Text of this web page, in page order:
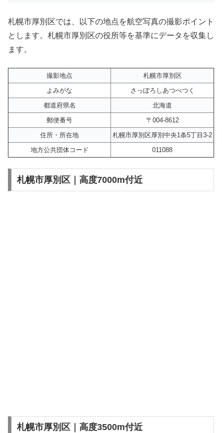
札幌市厚別区では、以下の地点を航空写真の撮影ポイント
とします。札幌市厚別区の役所等を基準にデータを収集し
ます。
撮影地点
札幌市厚別区
よみがな
さっぽろしあつべつく
都道府県名
北海道
郵便番号
〒004-8612
住所・所在地
札幌市厚別区厚別中央1条5丁目3-2
地方公共団体コード
011088
札幌市厚別区｜高度7000m付近
札幌市厚別区｜高度3500m付近